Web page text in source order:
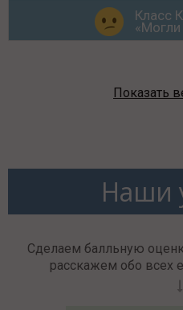
Класс
Показать
Наши
Сделаем балльную
расскажем обо всех